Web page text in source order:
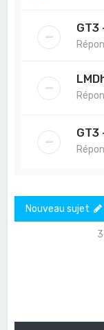
GT3
GT3
Nouveau sujet